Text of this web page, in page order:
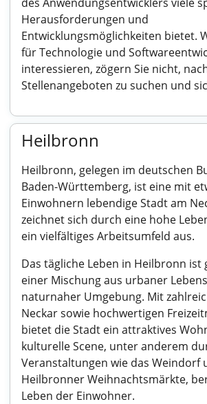
Herausforderungen und
Entwicklungsmöglichkeiten bietet.
für Technologie und
interessieren, zögern Sie nicht,
Stellenangeboten zu suchen und
Heilbronn
Heilbronn, gelegen im deutschen
Baden-Württemberg, ist eine mit
Einwohnern lebendige Stadt am
zeichnet sich durch eine hohe
ein vielfältiges Arbeitsumfeld aus.
Das tägliche Leben in Heilbronn ist
einer Mischung aus urbaner
naturnaher Umgebung. Mit
Neckar sowie hochwertigen
bietet die Stadt ein attraktives
kulturelle Scene, unter anderem
Veranstaltungen wie das Weindorf
Heilbronner Weihnachtsmärkte,
Leben der Einwohner.